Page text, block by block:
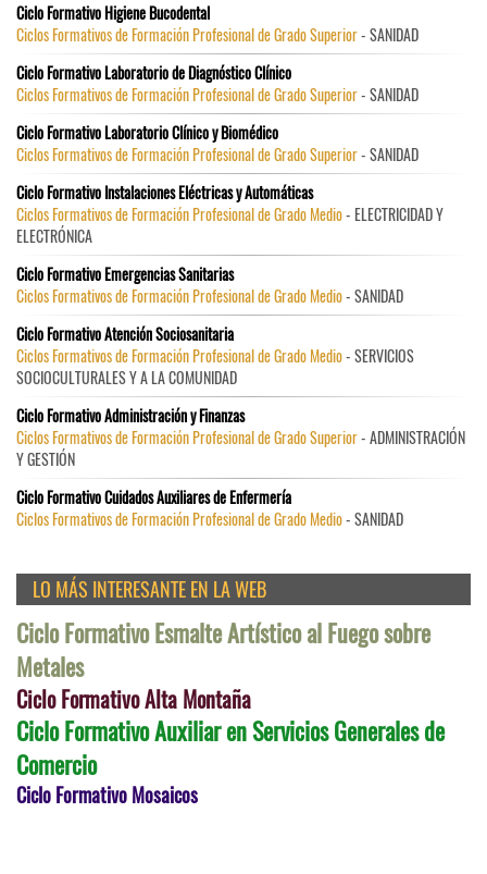
Ciclo Formativo Higiene Bucodental
Ciclos Formativos de Formación Profesional de Grado Superior- SANIDAD
Ciclo Formativo Laboratorio de Diagnóstico Clínico
Ciclos Formativos de Formación Profesional de Grado Superior- SANIDAD
Ciclo Formativo Laboratorio Clínico y Biomédico
Ciclos Formativos de Formación Profesional de Grado Superior- SANIDAD
Ciclo Formativo Instalaciones Eléctricas y Automáticas
Ciclos Formativos de Formación Profesional de Grado Medio- ELECTRICIDAD Y
ELECTRÓNICA
Ciclo Formativo Emergencias Sanitarias
Ciclos Formativos de Formación Profesional de Grado Medio- SANIDAD
Ciclo Formativo Atención Sociosanitaria
Ciclos Formativos de Formación Profesional de Grado Medio- SERVICIOS
SOCIOCULTURALES Y A LA COMUNIDAD
Ciclo Formativo Administración y Finanzas
Ciclos Formativos de Formación Profesional de Grado Superior- ADMINISTRACIÓN
Y GESTIÓN
Ciclo Formativo Cuidados Auxiliares de Enfermería
Ciclos Formativos de Formación Profesional de Grado Medio- SANIDAD
LO MÁS INTERESANTE EN LA WEB
Ciclo Formativo Esmalte Artístico al Fuego sobre
Metales
Ciclo Formativo Alta Montaña
Ciclo Formativo Auxiliar en Servicios Generales de
Comercio
Ciclo Formativo Mosaicos